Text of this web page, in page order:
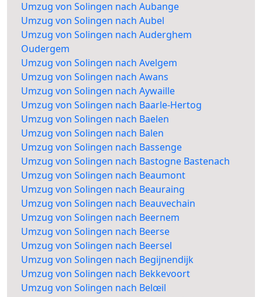
Umzug von Solingen nach Aubange
Umzug von Solingen nach Aubel
Umzug von Solingen nach Auderghem
Oudergem
Umzug von Solingen nach Avelgem
Umzug von Solingen nach Awans
Umzug von Solingen nach Aywaille
Umzug von Solingen nach Baarle-Hertog
Umzug von Solingen nach Baelen
Umzug von Solingen nach Balen
Umzug von Solingen nach Bassenge
Umzug von Solingen nach Bastogne Bastenach
Umzug von Solingen nach Beaumont
Umzug von Solingen nach Beauraing
Umzug von Solingen nach Beauvechain
Umzug von Solingen nach Beernem
Umzug von Solingen nach Beerse
Umzug von Solingen nach Beersel
Umzug von Solingen nach Begijnendijk
Umzug von Solingen nach Bekkevoort
Umzug von Solingen nach Belœil